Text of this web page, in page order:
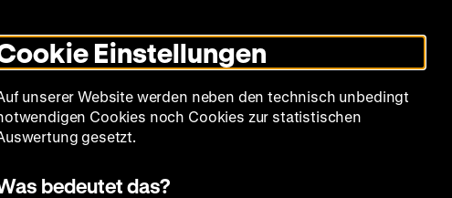
Modus
umschalten
Sprache
Spielplan Filmreihen Über uns
Einstellungen
unserer Website werden neben den technisch unbedingt
Cookies noch Cookies zur statistischen
gesetzt.
bedeutet das?